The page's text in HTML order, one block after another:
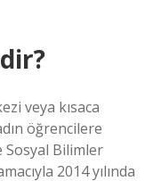
veya kısaca
öğrencilere
Sosyal Bilimler
2014 yılında